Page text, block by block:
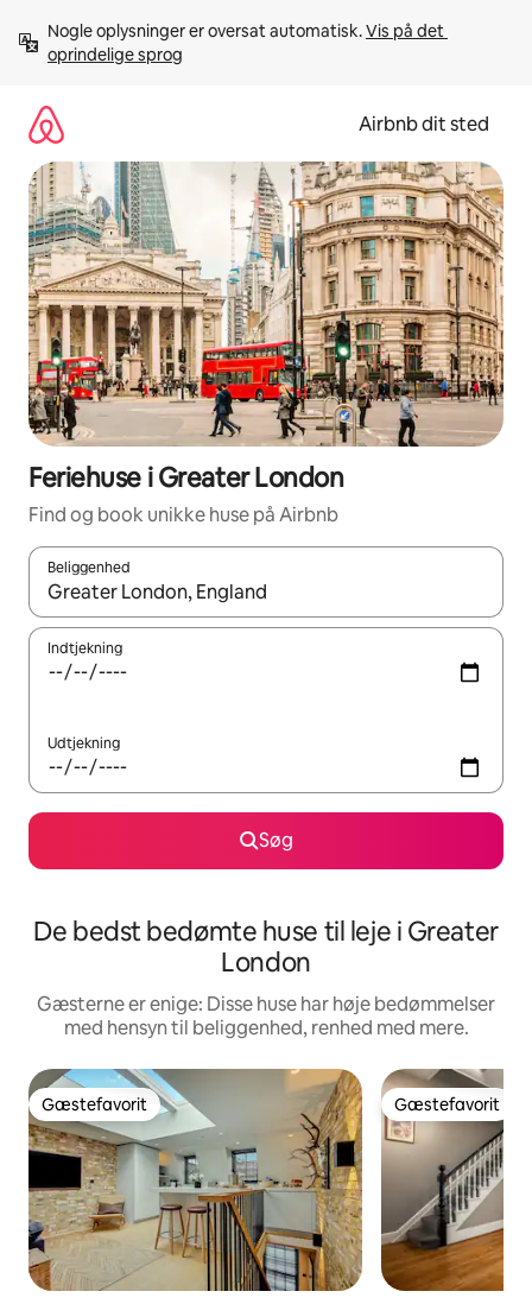
videre
Nogle oplysninger er oversat automatisk. Vis på det
oprindelige sprog
Airbnb dit sted
Feriehuse i Greater London
Find og book unikke huse på Airbnb
Beliggenhed
Når resultaterne er tilgængelige, skal du navigere med
Indtjekning
Udtjekning
Søg
De bedst bedømte huse til leje i Greater
London
Gæsterne er enige: Disse huse har høje bedømmelser
med hensyn til beliggenhed, renhed med mere.
Gæstefavorit
Gæstefavorit Gæstefavorit
Gæstefavorit